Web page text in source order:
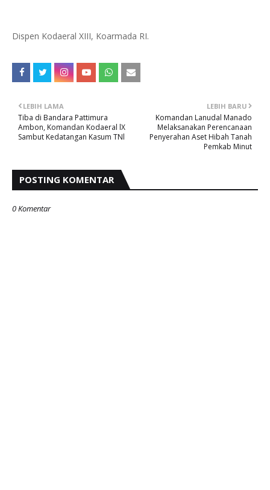
Dispen Kodaeral XIII, Koarmada RI.
LEBIH BARU
Komandan Lanudal Manado
Melaksanakan Perencanaan
Penyerahan Aset Hibah Tanah
Pemkab Minut
LEBIH LAMA
Tiba di Bandara Pattimura
Ambon, Komandan Kodaeral lX
Sambut Kedatangan Kasum TNl
POSTING KOMENTAR
0 Komentar